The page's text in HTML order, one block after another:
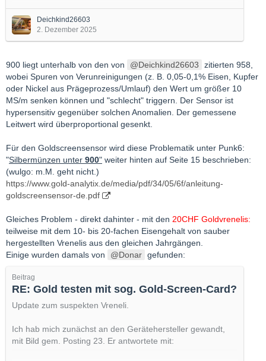
diesen Hinweis allerdings nicht gelesen.
Bei Silbermünzen mit einem Feinheitsgehalt von weniger
als 958 wird dieser Effekt besonders
Gedenkmünzen nicht möglich, den
Silbergehalt mithilfe des GoldScreenPens zu überprüfen.
Vielmehr kann …
Deichkind26603
2. Dezember 2025
900 liegt unterhalb von den von Deichkind26603
zitierten 958,
wobei Spuren von Verunreinigungen (z. B. 0,05-0,1% Eisen, Kupfer
oder Nickel aus Prägeprozess/Umlauf) den Wert um größer 10
MS/m senken können und "schlecht" triggern. Der Sensor ist
hypersensitiv gegenüber solchen Anomalien. Der gemessene
Leitwert wird überproportional gesenkt.
Für den Goldscreensensor wird diese Problematik unter Punk6:
"Silbermünzen unter 900" weiter hinten auf Seite 15 beschrieben:
(wulgo: m.M. geht nicht.)
https://www.gold-analytix.de/media/pdf/34/05/6f/anleitung-
goldscreensensor-de.pdf
Gleiches Problem - direkt dahinter - mit den 20CHF Goldvrenelis:
teilweise mit dem 10- bis 20-fachen Eisengehalt von sauber
hergestellten Vrenelis aus den gleichen Jahrgängen.
Einige wurden damals von
Donar gefunden:
Beitrag
RE: Gold testen mit sog. Gold-Screen-Card?
Update zum suspekten Vreneli.
Ich hab mich zunächst an den Gerätehersteller gewandt,
mit Bild gem. Posting 23. Er antwortete mit: